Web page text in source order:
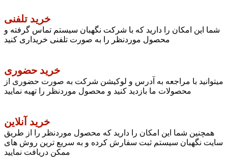
خرید تلفنی
شما این امکان را دارید که با شرکت نگهبان سیستم تماس گرفته و
محصول موردنظر را به صورت تلفنی خریداری کنید
خرید حضوری
میتوانید با مراجعه به آدرس و لوکیشن شرکت به صورت حضوری از
محصولات ما بازدید کنید و محصول موردنظر را تهیه نمایید
خرید آنلاین
همچنین شما این امکان را دارید که محصول موردنظر را از طریق
سایت نگهبان سیستم ثبت سفارش کرده و به سریع ترین روش های
ممکن دریافت نمایید